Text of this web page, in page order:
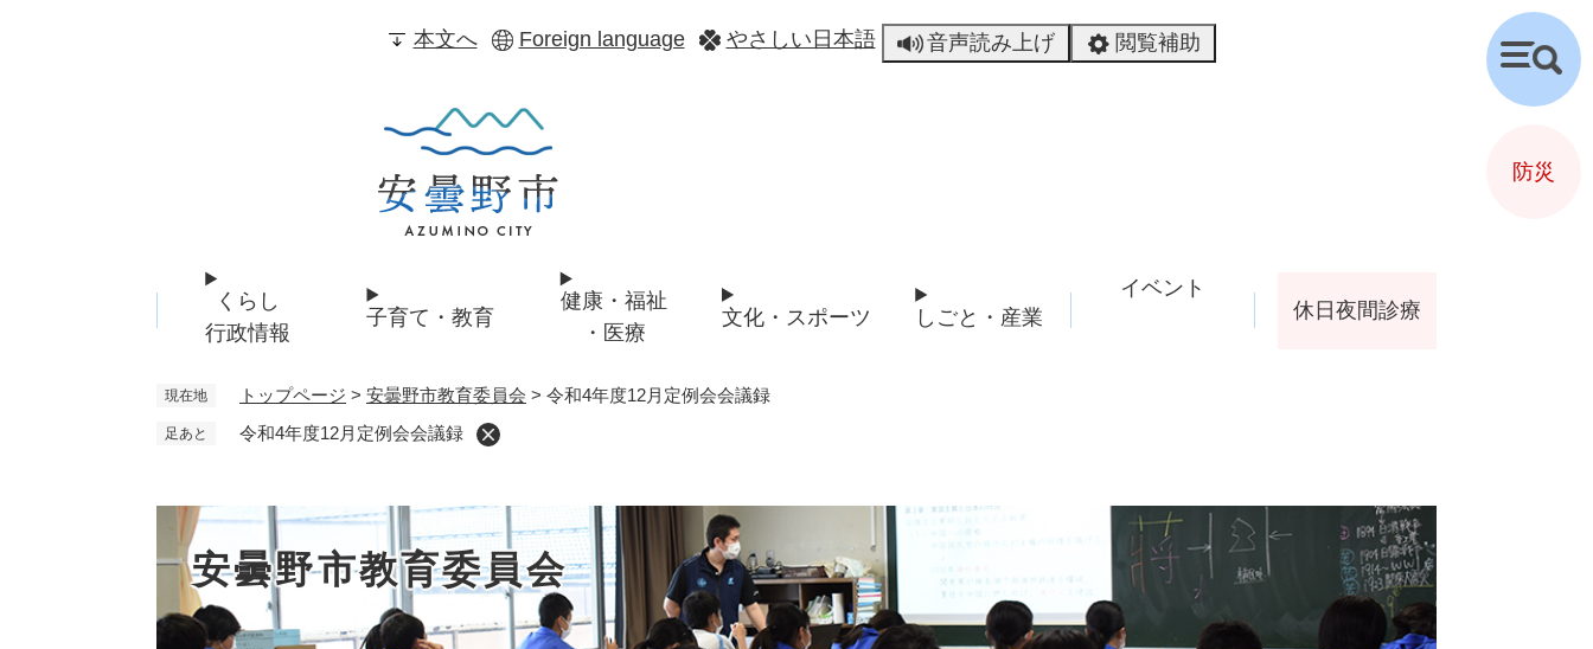
本文へ Foreign language やさしい日本語 音声読み上げ 閲覧補助
くらし
行政情報
子育て・教育
健康・福祉
・医療
文化・スポーツ しごと・産業
イベント
休日夜間診療
現在地 トップページ > 安曇野市教育委員会 > 令和4年度12月定例会会議録
足あと 令和4年度12月定例会会議録
安曇野市教育委員会
検
索
防災